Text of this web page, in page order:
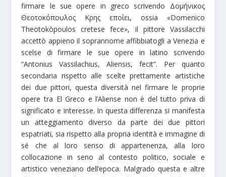
firmare le sue opere in greco scrivendo Δομήνικος
Θεοτοκόπουλος Κρης εποίει, ossia «Domenico
Theotokòpoulos cretese fece», il pittore Vassilacchi
accettò appieno il soprannome affibbiatogli a Venezia e
scelse di firmare le sue opere in latino scrivendo
“Antonius Vassilachius, Aliensis, fecit”. Per quanto
secondaria rispetto alle scelte prettamente artistiche
dei due pittori, questa diversità nel firmare le proprie
opere tra El Greco e l’Aliense non è del tutto priva di
significato e interesse. In questa differenza si manifesta
un atteggiamento diverso da parte dei due pittori
espatriati, sia rispetto alla propria identità e immagine di
sé che al loro senso di appartenenza, alla loro
collocazione in seno al contesto politico, sociale e
artistico veneziano dell’epoca. Malgrado questa e altre